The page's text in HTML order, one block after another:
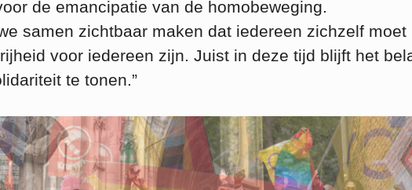
de emancipatie van de homobeweging.
samen zichtbaar maken dat iedereen zichzelf moet
voor iedereen zijn. Juist in deze tijd blijft het
te tonen.”